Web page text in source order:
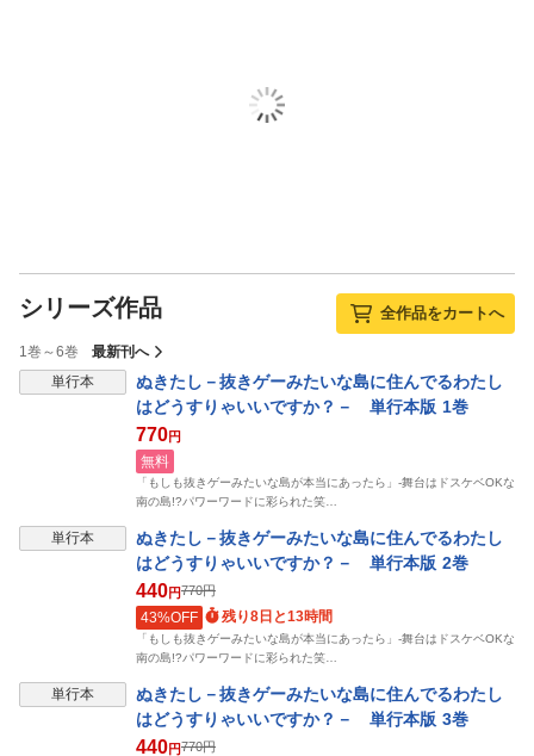
シリーズ作品 全作品をカートへ
1巻～6巻 最新刊へ
表示制限中
単行本
ぬきたし－抜きゲーみたいな島に住んでるわたし
はどうすりゃいいですか？－ 単行本版 1巻
770円
無料
「もしも抜きゲーみたいな島が本当にあったら」-舞台はドスケベOKな
南の島!?パワーワードに彩られた笑…
表示制限中
単行本
ぬきたし－抜きゲーみたいな島に住んでるわたし
はどうすりゃいいですか？－ 単行本版 2巻
440円770円
43%OFF 残り8日と13時間
「もしも抜きゲーみたいな島が本当にあったら」-舞台はドスケベOKな
南の島!?パワーワードに彩られた笑…
表示制限中
単行本
ぬきたし－抜きゲーみたいな島に住んでるわたし
はどうすりゃいいですか？－ 単行本版 3巻
440円770円